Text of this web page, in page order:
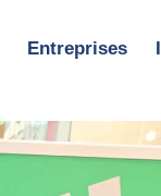
Entreprises